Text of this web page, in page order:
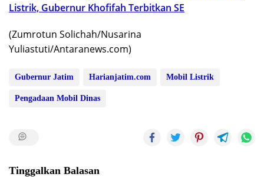
Listrik, Gubernur Khofifah Terbitkan SE
(Zumrotun Solichah/Nusarina
Yuliastuti/Antaranews.com)
Gubernur Jatim Harianjatim.com Mobil Listrik
Pengadaan Mobil Dinas
Tinggalkan Balasan